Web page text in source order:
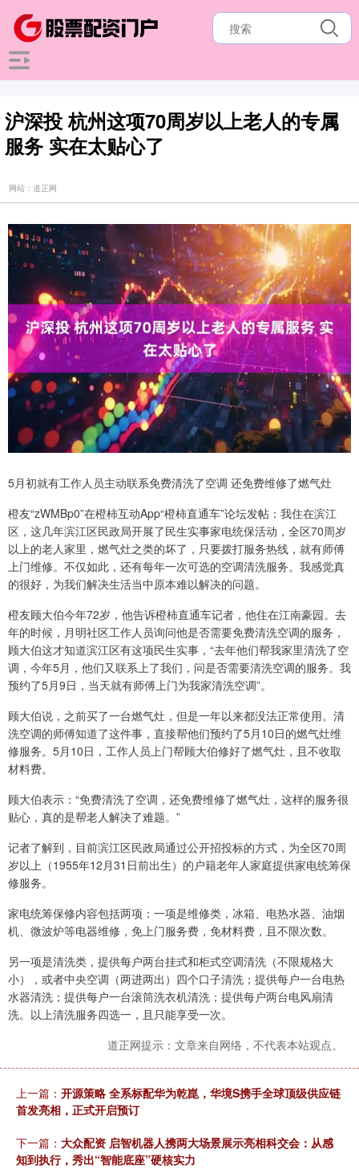
沪深投 杭州这项70周岁以上老人的专属
服务 实在太贴心了
网站：道正网
5月初就有工作人员主动联系免费清洗了空调 还免费维修了燃气灶
橙友“zWMBp0”在橙柿互动App“橙柿直通车”论坛发帖：我住在滨江
区，这几年滨江区民政局开展了民生实事家电统保活动，全区70周岁
以上的老人家里，燃气灶之类的坏了，只要拨打服务热线，就有师傅
上门维修。不仅如此，还有每年一次可选的空调清洗服务。我感觉真
的很好，为我们解决生活当中原本难以解决的问题。
橙友顾大伯今年72岁，他告诉橙柿直通车记者，他住在江南豪园。去
年的时候，月明社区工作人员询问他是否需要免费清洗空调的服务，
顾大伯这才知道滨江区有这项民生实事，“去年他们帮我家里清洗了空
调，今年5月，他们又联系上了我们，问是否需要清洗空调的服务。我
预约了5月9日，当天就有师傅上门为我家清洗空调”。
顾大伯说，之前买了一台燃气灶，但是一年以来都没法正常使用。清
洗空调的师傅知道了这件事，直接帮他们预约了5月10日的燃气灶维
修服务。5月10日，工作人员上门帮顾大伯修好了燃气灶，且不收取
材料费。
顾大伯表示：“免费清洗了空调，还免费维修了燃气灶，这样的服务很
贴心，真的是帮老人解决了难题。”
记者了解到，目前滨江区民政局通过公开招投标的方式，为全区70周
岁以上（1955年12月31日前出生）的户籍老年人家庭提供家电统筹保
修服务。
家电统筹保修内容包括两项：一项是维修类，冰箱、电热水器、油烟
机、微波炉等电器维修，免上门服务费，免材料费，且不限次数。
另一项是清洗类，提供每户两台挂式和柜式空调清洗（不限规格大
小），或者中央空调（两进两出）四个口子清洗；提供每户一台电热
水器清洗；提供每户一台滚筒洗衣机清洗；提供每户两台电风扇清
洗。以上清洗服务四选一，且只能享受一次。
道正网提示：文章来自网络，不代表本站观点。
上一篇： 开源策略 全系标配华为乾崑，华境S携手全球顶级供应链
首发亮相，正式开启预订
下一篇： 大众配资 启智机器人携两大场景展示亮相科交会：从感
知到执行，秀出“智能底座”硬核实力